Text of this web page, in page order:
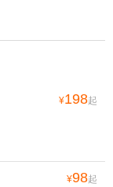
¥198起
¥98起